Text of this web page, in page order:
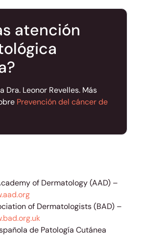
atención
Dra. Leonor Revelles. Más
Prevención del cáncer de
of Dermatology (AAD) –
of Dermatologists (BAD) –
de Patología Cutánea